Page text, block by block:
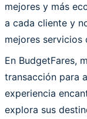
mejores y más
a cada cliente y
mejores servicios
En BudgetFares,
transacción para
experiencia
explora sus